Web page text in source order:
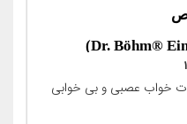
خواب عصبی و بی خوابی